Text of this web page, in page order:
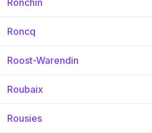
Ronchin
Roncq
Roost-Warendin
Roubaix
Rousies